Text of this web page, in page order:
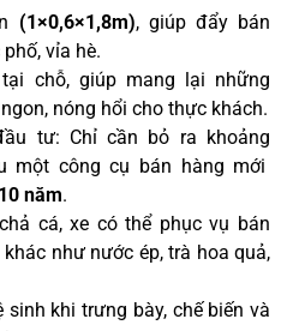
(1×0,6×1,8m), giúp đẩy bán
vỉa hè.
chỗ, giúp mang lại những
nóng hổi cho thực khách.
tư: Chỉ cần bỏ ra khoảng
một công cụ bán hàng mới
năm.
cá, xe có thể phục vụ bán
như nước ép, trà hoa quả,
khi trưng bày, chế biến và